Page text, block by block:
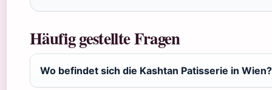
Häufig gestellte Fragen
Wo befindet sich die Kashtan Patisserie in Wien?